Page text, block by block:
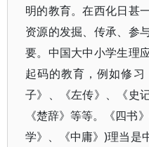
明的教育。在西化日甚
资源的发掘、传承、参
要。中国大中小学生理
起码的教育，例如修
子》、《左传》、《史
《楚辞》等等。《四书
学》、《中庸》)理当是